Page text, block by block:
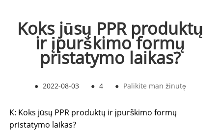
Koks jūsų PPR produktų
ir įpurškimo formų
pristatymo laikas?
● 2022-08-03 ● 4 ● Palikite man žinutę
K: Koks jūsų PPR produktų ir įpurškimo formų
pristatymo laikas?